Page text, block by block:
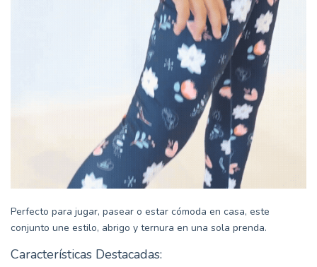
Perfecto para jugar, pasear o estar cómoda en casa, este
conjunto une estilo, abrigo y ternura en una sola prenda.
Características Destacadas: